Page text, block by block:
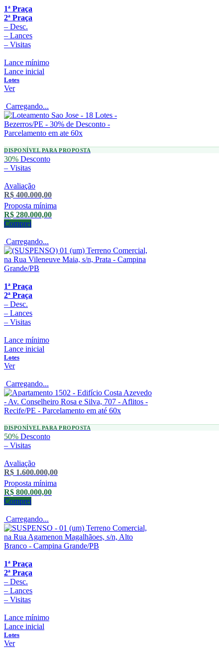
1ª Praça
2ª Praça
– Desc.
– Lances
– Visitas
Lance mínimo
Lance inicial
Lotes
Ver
Carregando...
DISPONÍVEL PARA PROPOSTA
30% Desconto
– Visitas
Avaliação
R$ 400.000,00
Proposta mínima
R$ 280.000,00
Comprei
Carregando...
1ª Praça
2ª Praça
– Desc.
– Lances
– Visitas
Lance mínimo
Lance inicial
Lotes
Ver
Carregando...
DISPONÍVEL PARA PROPOSTA
50% Desconto
– Visitas
Avaliação
R$ 1.600.000,00
Proposta mínima
R$ 800.000,00
Comprei
Carregando...
1ª Praça
2ª Praça
– Desc.
– Lances
– Visitas
Lance mínimo
Lance inicial
Lotes
Ver